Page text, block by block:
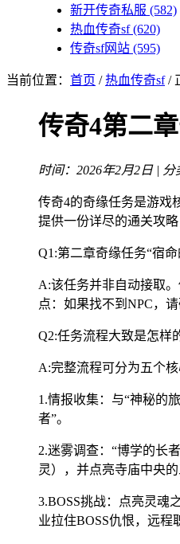
新开传奇私服 (582)
热血传奇sf(620)
传奇sf网站 (595)
当前位置： 首页 /热血传奇sf/
传奇4第二
时间：2026年2月2日 | 分
传奇4的奇缘任务是游戏
提供一份详尽的通关攻略
Q1:第二章奇缘任务“宿
A:该任务并非自动接取
点：如果找不到NPC，
Q2:任务流程大致是怎样
A:完整流程可分为五个核
1.情报收集：与“神秘的
者”。
2.迷雾调查：“博学的长
灵），并点亮寺庙中央
3.BOSS挑战：点亮灵魂
业拉住BOSS仇恨，远程